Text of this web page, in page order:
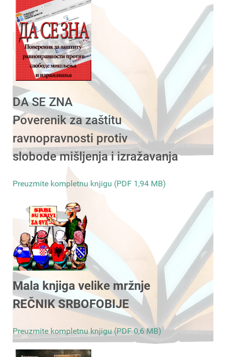
DA SE ZNA
Poverenik za zaštitu
ravnopravnosti protiv
slobode mišljenja i izražavanja
Preuzmite kompletnu knjigu (PDF 1,94 MB)
Mala knjiga velike mržnje
REČNIK SRBOFOBIJE
Preuzmite kompletnu knjigu (PDF 0,6 MB)